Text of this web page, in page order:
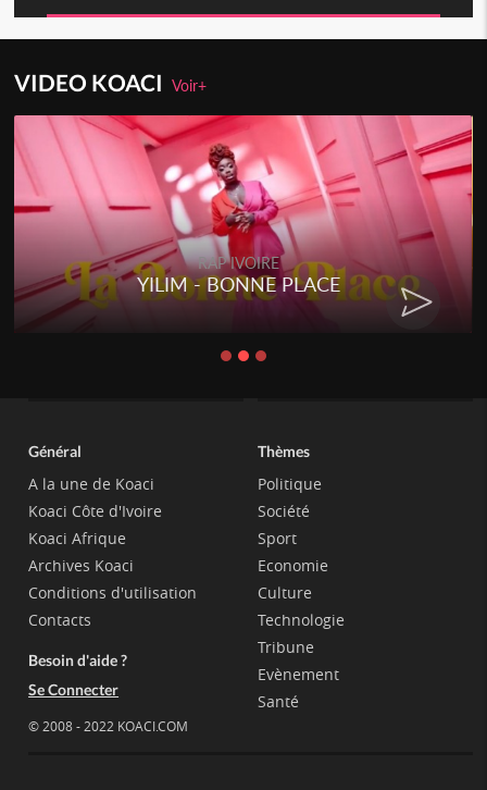
VIDEO KOACIVoir+
RAP IVOIRE
YILIM - BONNE PLACE
Général
A la une de Koaci
Koaci Côte d'Ivoire
Koaci Afrique
Archives Koaci
Conditions d'utilisation
Contacts
Besoin d'aide ?
Se Connecter
© 2008 - 2022 KOACI.COM
Thèmes
Politique
Société
Sport
Economie
Culture
Technologie
Tribune
Evènement
Santé